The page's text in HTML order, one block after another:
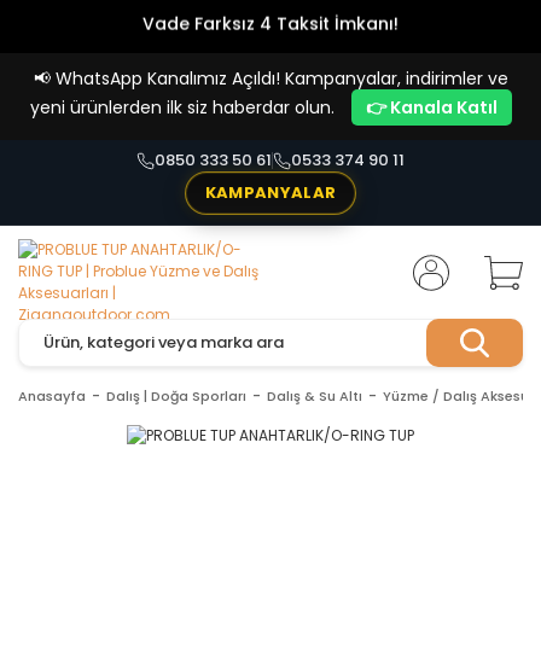
Vade Farksız 4 Taksit İmkanı!
📢 WhatsApp Kanalımız Açıldı! Kampanyalar, indirimler ve
yeni ürünlerden ilk siz haberdar olun.
👉 Kanala Katıl
0850 333 50 61
0533 374 90 11
KAMPANYALAR
Anasayfa Dalış | Doğa Sporları Dalış & Su Altı Yüzme / Dalış